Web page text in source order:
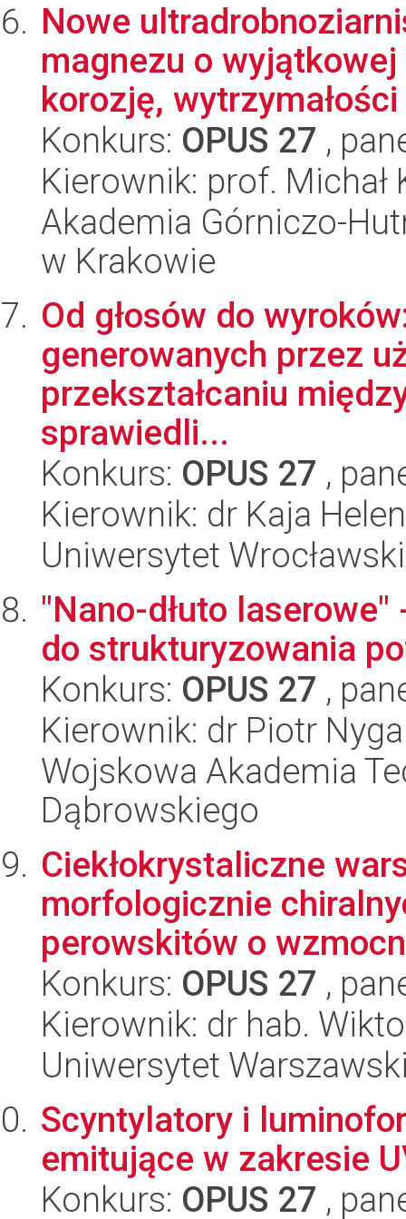
Nowe
magnezu o
korozję,
Konkurs: OPUS 27 ,
Kierownik: prof. Michał
Akademia Górniczo-
w Krakowie
Od głosów do
generowanych przez
przekształcaniu
sprawiedli...
Konkurs: OPUS 27 ,
Kierownik: dr Kaja
Uniwersytet Wrocławski
"Nano-dłuto
do strukturyzowania
Konkurs: OPUS 27 ,
Kierownik: dr Piotr Nyga
Wojskowa Akademia
Dąbrowskiego
Ciekłokrystaliczne
morfologicznie
perowskitów o
Konkurs: OPUS 27 ,
Kierownik: dr hab.
Uniwersytet
Scyntylatory i
emitujące w zakresie
Konkurs: OPUS 27 ,